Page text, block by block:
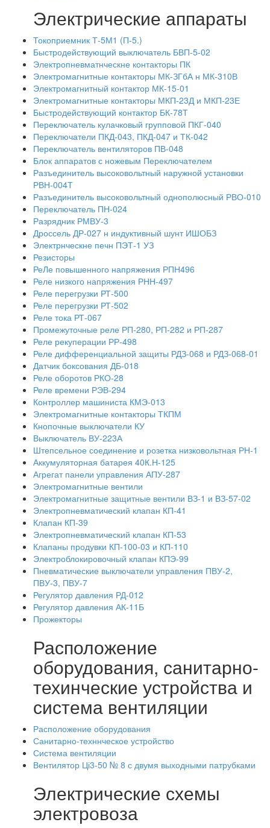
Электрические аппараты
Токоприемник Т-5М1 (П-5.)
Быстродействующий выключатель БВП-5-02
Электропневматнческне контакторы ПК
Электромагнитные контакторы МК-ЗГбА н МК-310В
Электромагнитный контактор МК-15-01
Электромагнитные контакторы МКП-23Д и МКП-23Е
Быстродействующий контактор БК-78Т
Переключатель кулачковый групповой ПКГ-040
Переключатели ПКД-043, ПКД-047 и ТК-042
Переключатель вентиляторов ПВ-048
Блок аппаратов с ножевым Переключателем
Разъединитель высоковольтный наружной установки
РВН-004Т
Разъединитель высоковольтный однополюсный РВО-010
Переключатель ПН-024
Разрядник РМВУ-3
Дроссель ДР-027 н индуктивный шунт ИШОБЗ
Электрнческне печн ПЭТ-1 УЗ
Резисторы
РеЛе повышенного напряжения РПН496
Реле низкого напряжения РНН-497
Реле перегрузки РТ-500
Реле перегрузки РТ-502
Реле тока РТ-067
Промежуточные реле РП-280, РП-282 и РП-287
Реле рекуперации РР-498
Реле дифференциальной защиты РДЗ-068 и РДЗ-068-01
Датчик боксования ДБ-018
Реле оборотов РКО-28
Реле времени РЭВ-294
Контроллер машиниста КМЭ-013
Электромагнитные контакторы ТКПМ
Кнопочные выключатели КУ
Выключатель ВУ-223А
Штепсельное соединение и розетка низковольтная РН-1
Аккумуляторная батарея 40К.Н-125
Агрегат панели управления АПУ-287
Электромагнитные вентили
Электромагнитные защитные вентили ВЗ-1 и ВЗ-57-02
Электропневматический клапан КП-41
Клапан КП-39
Электропневматический клапан КП-53
Клапаны продувки КП-100-03 и КП-110
Электроблокировочный клапан КПЭ-99
Пневматические выключатели управления ПВУ-2,
ПВУ-3, ПВУ-7
Регулятор давления РД-012
Регулятор давления АК-11Б
Прожекторы
Расположение
оборудования, санитарно-
техинческие устройства и
система вентиляции
Расположение оборудования
Санитарно-техннческое устройство
Система вентиляции
Вентилятор Ці3-50 № 8 с двумя выходными патрубками
Электрические схемы
электровоза